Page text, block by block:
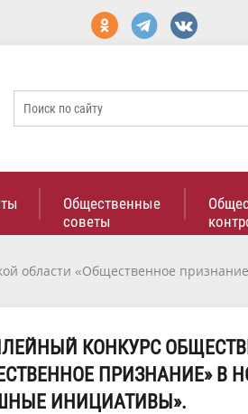
Общественные
советы
области «Общественное
КОНКУРС
ПРИЗНАНИЕ» В
ИНИЦИАТИВЫ».